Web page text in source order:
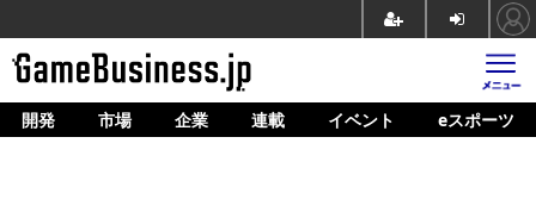
ホーム
開発 市場 企業 連載 イベント eスポーツ